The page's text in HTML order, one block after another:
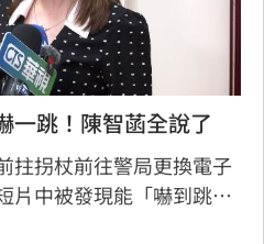
一跳！陳智菡全說了
拄拐杖前往警局更換電子
片中被發現能「嚇到跳起
民眾黨團主任陳智菡強